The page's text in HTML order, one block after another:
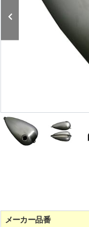
メーカー品番